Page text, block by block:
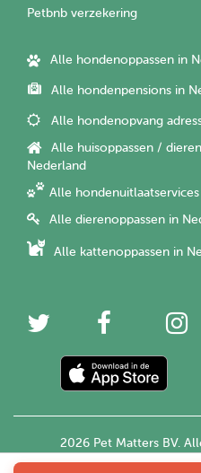
Petbnb verzekering
Alle hondenoppassen in
Alle hondenpensions in
Alle hondenopvang
Alle huisoppassen /
Nederland
Alle
Alle dierenoppassen in
Alle kattenoppassen in
2026 Pet Matters BV.